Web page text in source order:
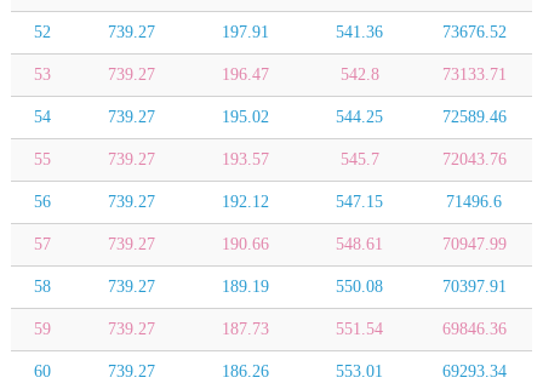
52 739.27 197.91 541.36 73676.52
53 739.27 196.47 542.8 73133.71
54 739.27 195.02 544.25 72589.46
55 739.27 193.57 545.7 72043.76
56 739.27 192.12 547.15 71496.6
57 739.27 190.66 548.61 70947.99
58 739.27 189.19 550.08 70397.91
59 739.27 187.73 551.54 69846.36
60 739.27 186.26 553.01 69293.34